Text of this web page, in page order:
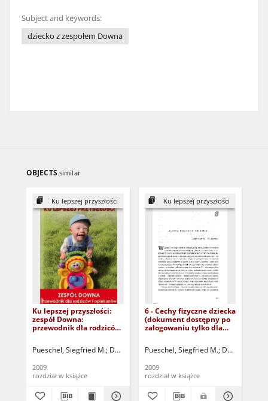
Subject and keywords:
dziecko z zespołem Downa
OBJECTS similar
Ku lepszej przyszłości
Ku lepszej przyszłości:
zespół Downa:
przewodnik dla rodziców
Pueschel, Siegfried M. Dembińska, Anna - tł.
2009
rozdział w książce
Ku lepszej przyszłości
6 - Cechy fizyczne dziecka
(dokument dostępny po
zalogowaniu tylko dla
Pueschel, Siegfried M. Dembińska,
2009
rozdział w książce